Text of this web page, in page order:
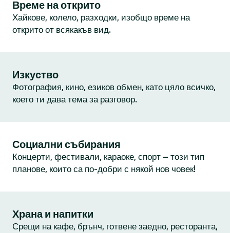
Време на открито
Хайкове, колело, разходки, изобщо време на
открито от всякакъв вид.
Изкуство
Фотография, кино, езиков обмен, като цяло всичко,
което ти дава тема за разговор.
Социални събирания
Концерти, фестивали, караоке, спорт – този тип
планове, които са по-добри с някой нов човек!
Храна и напитки
Срещи на кафе, брънч, готвене заедно, ресторанта,